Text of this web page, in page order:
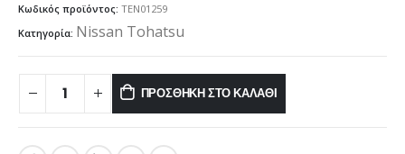
Κωδικός προϊόντος: TEN01259
Κατηγορία: Nissan Tohatsu
ΠΡΟΣΘΉΚΗ ΣΤΟ ΚΑΛΆΘΙ